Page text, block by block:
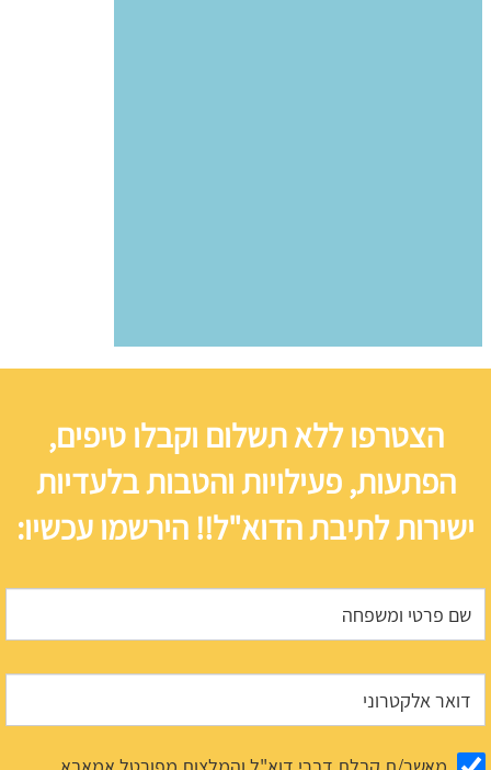
הצטרפו ללא תשלום וקבלו טיפים,
הפתעות, פעילויות והטבות בלעדיות
ישירות לתיבת הדוא"ל!! הירשמו עכשיו: